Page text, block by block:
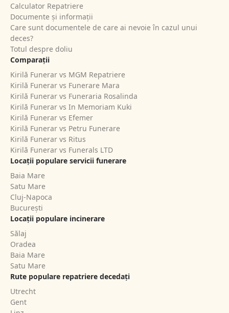
Calculator Repatriere
Documente și informații
Care sunt documentele de care ai nevoie în cazul unui
deces?
Totul despre doliu
Comparații
Kirilă Funerar vs MGM Repatriere
Kirilă Funerar vs Funerare Mara
Kirilă Funerar vs Funeraria Rosalinda
Kirilă Funerar vs In Memoriam Kuki
Kirilă Funerar vs Efemer
Kirilă Funerar vs Petru Funerare
Kirilă Funerar vs Ritus
Kirilă Funerar vs Funerals LTD
Locații populare servicii funerare
Baia Mare
Satu Mare
Cluj-Napoca
București
Locații populare incinerare
Sălaj
Oradea
Baia Mare
Satu Mare
Rute populare repatriere decedați
Utrecht
Gent